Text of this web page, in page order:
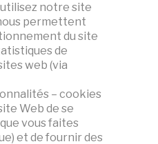
notre site
permettent
du site
de
web (via
– cookies
Web de se
vous faites
et de fournir des